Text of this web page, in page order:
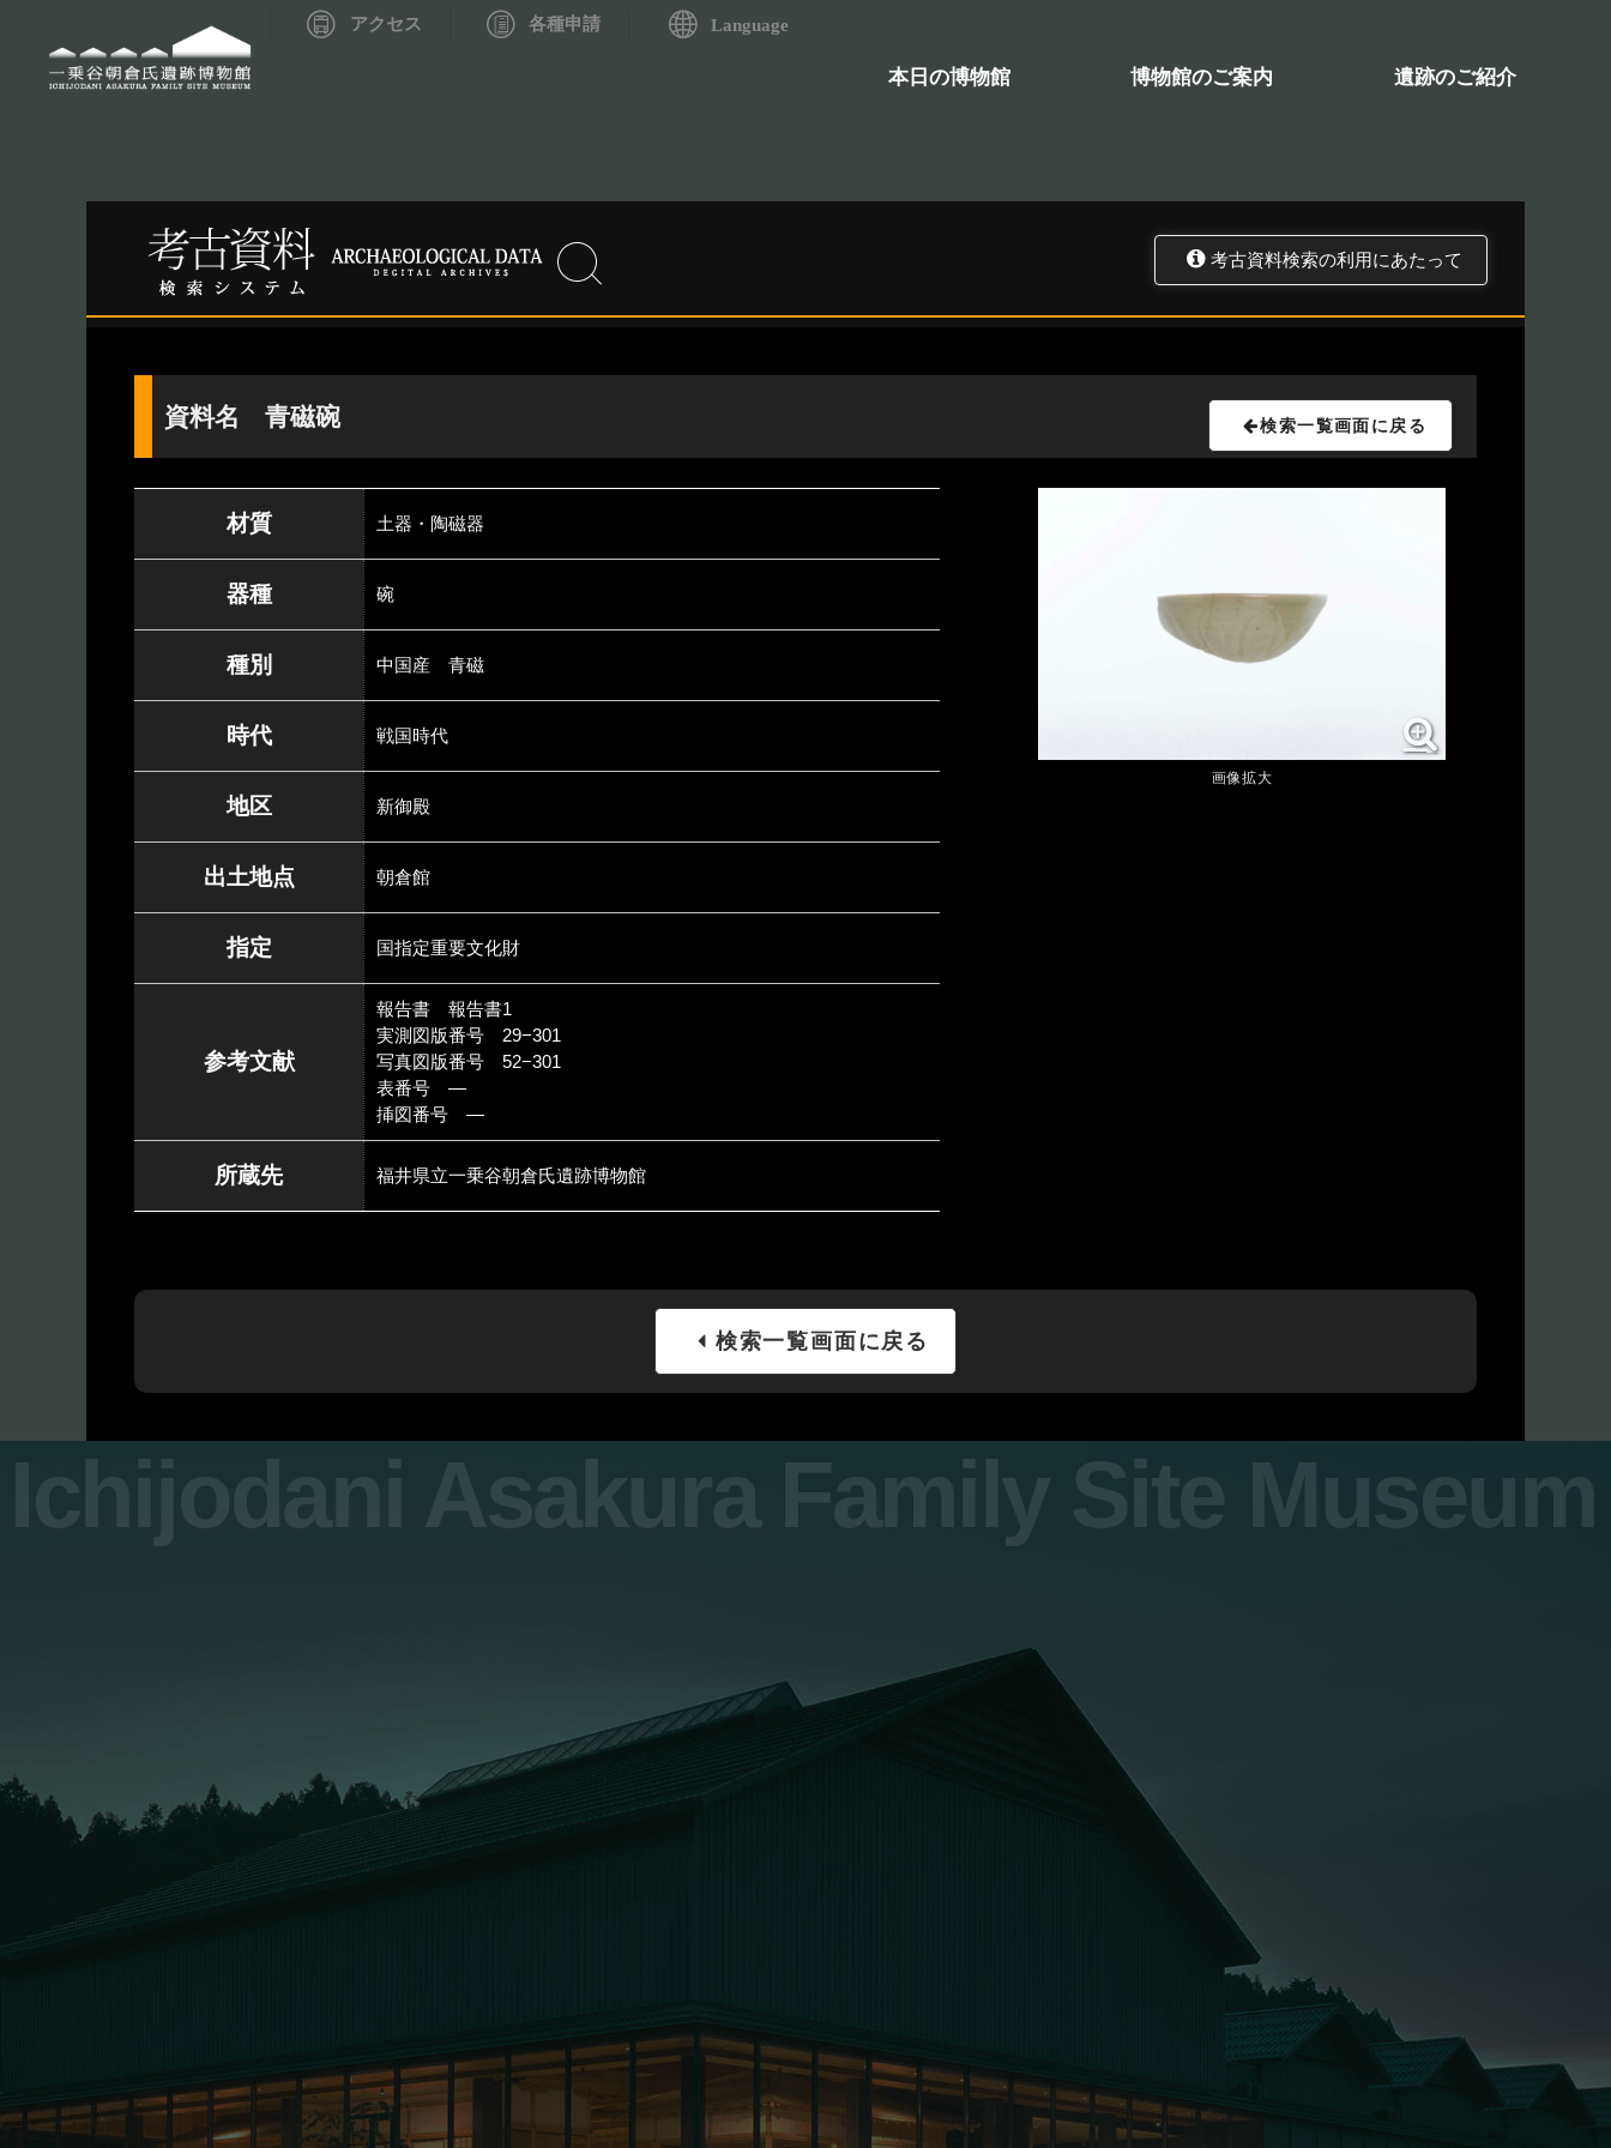
アクセス 各種申請 Language
本日の博物館 博物館のご案内 遺跡のご紹介
資料データベーストップ 考古資料検索システム 歴史資料検索システム
トップ 資料データベース 考古資料検索
考古資料検索の利用にあたって
検索一覧画面に戻る
資料名 青磁碗
材質 土器・陶磁器
器種 碗
種別 中国産 青磁
時代 戦国時代
地区 新御殿
出土地点 朝倉館
指定 国指定重要文化財
参考文献
報告書 報告書1
実測図版番号 29−301
写真図版番号 52−301
表番号 ―
挿図番号 ―
所蔵先 福井県立一乗谷朝倉氏遺跡博物館
検索一覧画面に戻る
Ichijodani Asakura Family Site Museum